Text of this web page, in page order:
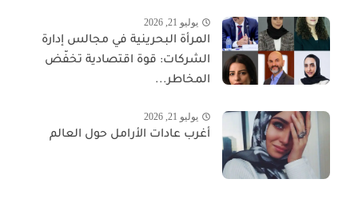
يوليو 21, 2026
المرأة البحرينية في مجالس إدارة
الشركات: قوة اقتصادية تخفّض
المخاطر...
يوليو 21, 2026
أغرب عادات الأرامل حول العالم